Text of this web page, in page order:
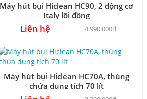
Máy hút bụi Hiclean HC90, 2 động cơ
Italy lõi đồng
Liên hệ 4.990.000₫
Máy hút bụi Hiclean HC70A, thùng
chứa dung tích 70 lít